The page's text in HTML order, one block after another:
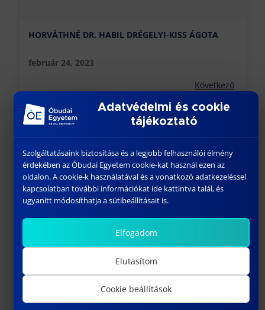
HORVÁTHNÉ DR. HABIL DRÉGELYI-KISS ÁGOTA
február 24, 2023
Következő
KÖZELGŐ ESEMÉNYEK
AUG
26
18:00-23:30
BÁNKI GÓLYATALI 2026
1
szeptember 01
Welcome Fesztivál
Bánki Gólyatábor – 2026
SZEPT 10:15-13:00
DR. VARGA PÉTER JÁNOS egyetemi
docens habilitációs eljárása
Adatvédelmi és cookie
tájékoztató
Szolgáltatásaink biztosítása és a legjobb felhasználói élmény
érdekében az Óbudai Egyetem cookie-kat használ ezen az
oldalon. A cookie-k használatával és a vonatkozó adatkezeléssel
kapcsolatban további információkat ide kattintva talál, és
ugyanitt módosíthatja a sütibeállításait is.
Elfogadom
Elutasítom
Cookie beállítások